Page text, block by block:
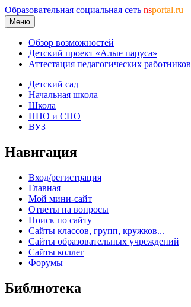
Образовательная социальная сеть nsportal.ru
Меню
Обзор возможностей
Детский проект «Алые паруса»
Аттестация педагогических работников
Детский сад
Начальная школа
Школа
НПО и СПО
ВУЗ
Навигация
Вход/регистрация
Главная
Мой мини-сайт
Ответы на вопросы
Поиск по сайту
Сайты классов, групп, кружков...
Сайты образовательных учреждений
Сайты коллег
Форумы
Библиотека